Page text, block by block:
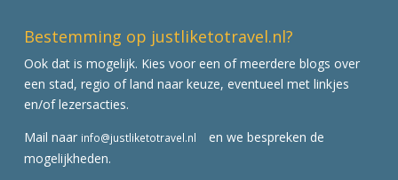
Bestemming op justliketotravel.nl?
Ook dat is mogelijk. Kies voor een of meerdere blogs over
een stad, regio of land naar keuze, eventueel met linkjes
en/of lezersacties.
Mail naar info@justliketotravel.nl
en we bespreken de
mogelijkheden.